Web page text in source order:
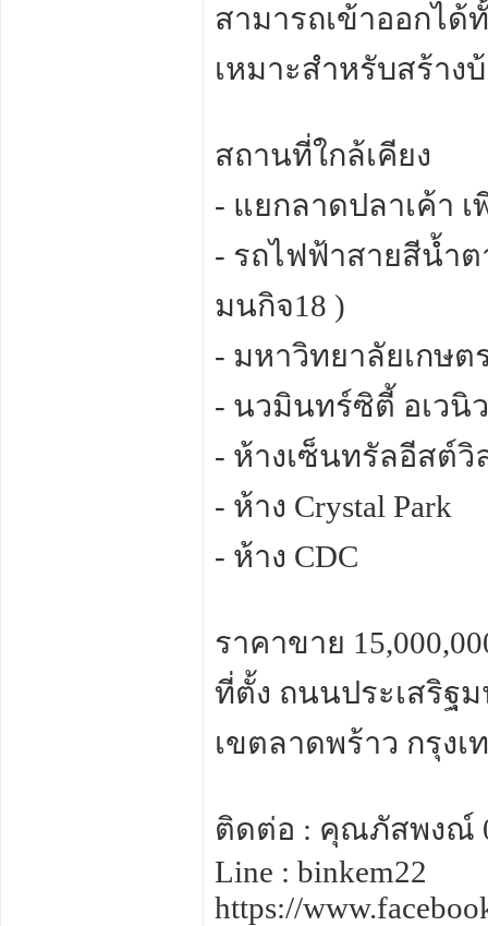
สามารถเข้าออกได้
เหมาะสำหรับสร้าง
สถานที่ใกล้เคียง
- แยกลาดปลาเค้า เ
- รถไฟฟ้าสายสีน้ำ
มนกิจ18 )
- มหาวิทยาลัยเกษต
- นวมินทร์ซิตี้ อเวนิว
- ห้างเซ็นทรัลอีสต์วิ
- ห้าง Crystal Park
- ห้าง CDC
ราคาขาย
ที่ตั้ง ถนนประเสริฐ
เขตลาดพร้าว กรุง
ติดต่อ : คุณภัสพงณ์
Line : binkem22
https://